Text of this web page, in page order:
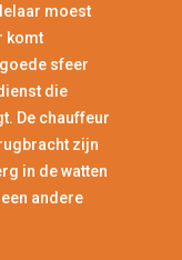
moest
komt
sfeer
die
De chauffeur
zijn
in de watten
andere